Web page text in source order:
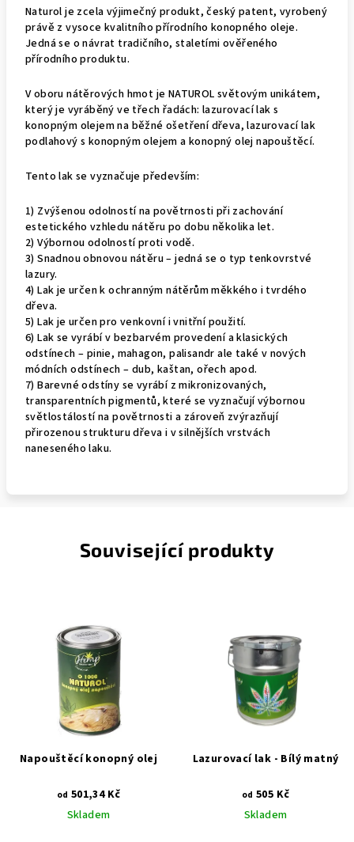
Naturol je zcela výjimečný produkt, český patent, vyrobený
právě z vysoce kvalitního přírodního konopného oleje.
Jedná se o návrat tradičního, staletími ověřeného
přírodního produktu.
V oboru nátěrových hmot je NATUROL světovým unikátem,
který je vyráběný ve třech řadách: lazurovací lak s
konopným olejem na běžné ošetření dřeva, lazurovací lak
podlahový s konopným olejem a konopný olej napouštěcí.
Tento lak se vyznačuje především:
1) Zvýšenou odolností na povětrnosti při zachování
estetického vzhledu nátěru po dobu několika let.
2) Výbornou odolností proti vodě.
3) Snadnou obnovou nátěru – jedná se o typ tenkovrstvé
lazury.
4) Lak je určen k ochranným nátěrům měkkého i tvrdého
dřeva.
5) Lak je určen pro venkovní i vnitřní použití.
6) Lak se vyrábí v bezbarvém provedení a klasických
odstínech – pinie, mahagon, palisandr ale také v nových
módních odstínech – dub, kaštan, ořech apod.
7) Barevné odstíny se vyrábí z mikronizovaných,
transparentních pigmentů, které se vyznačují výbornou
světlostálostí na povětrnosti a zároveň zvýrazňují
přirozenou strukturu dřeva i v silnějších vrstvách
naneseného laku.
Související produkty
Napouštěcí konopný olej
od 501,34 Kč
Skladem
Lazurovací lak - Bílý matný
od 505 Kč
Skladem